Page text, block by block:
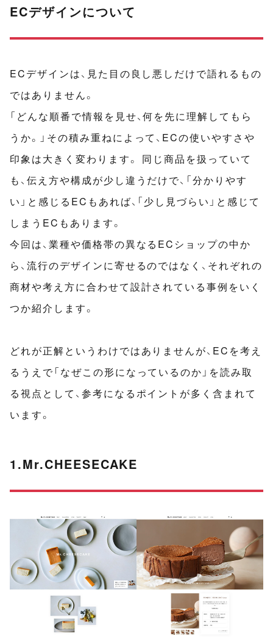
ECデザインについて
ECデザインは、見た目の良し悪しだけで語れるもの
ではありません。
「どんな順番で情報を見せ、何を先に理解してもら
うか。」その積み重ねによって、ECの使いやすさや
印象は大きく変わります。 同じ商品を扱っていて
も、伝え方や構成が少し違うだけで、「分かりやす
い」と感じるECもあれば、「少し見づらい」と感じて
しまうECもあります。
今回は、業種や価格帯の異なるECショップの中か
ら、流行のデザインに寄せるのではなく、それぞれの
商材や考え方に合わせて設計されている事例をいく
つか紹介します。
どれが正解というわけではありませんが、ECを考え
るうえで「なぜこの形になっているのか」を読み取
る視点として、参考になるポイントが多く含まれて
います。
1.Mr.CHEESECAKE